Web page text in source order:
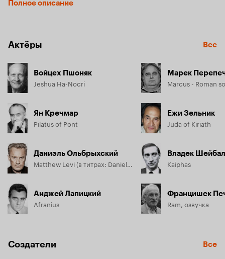
современность. Так, Левий Матфей  выглядит
автомату; когда он кладёт трубку, из автомата выпадают
тридцать сребренников. Свой крестный путь Га-Ноцри
Полное описание
Актёры Все
Войцех Пшоняк
Jeshua Ha-Nocri
Ян Кречмар
Pilatus of Pont
Даниэль Ольбрыхский
Matthew Levi (в титрах: Daniel Olbrychsky)
Анджей Лапицкий
Afranius
Марек
Marcus - Roman
Ежи Зельник
Juda of Kiriath
Владек Шейбал
Kaiphas
Францишек
Ram, озвучка
Создатели Все